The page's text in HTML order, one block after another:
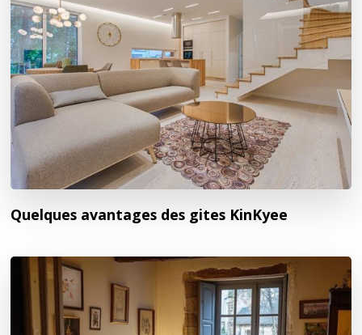
Quelques avantages des gites KinKyee